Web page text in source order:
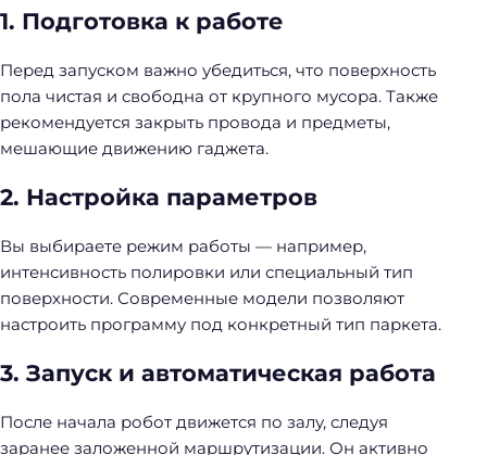
1. Подготовка к работе
Перед запуском важно убедиться, что поверхность
пола чистая и свободна от крупного мусора. Также
рекомендуется закрыть провода и предметы,
мешающие движению гаджета.
2. Настройка параметров
Вы выбираете режим работы — например,
интенсивность полировки или специальный тип
поверхности. Современные модели позволяют
настроить программу под конкретный тип паркета.
3. Запуск и автоматическая работа
После начала робот движется по залу, следуя
заранее заложенной маршрутизации. Он активно